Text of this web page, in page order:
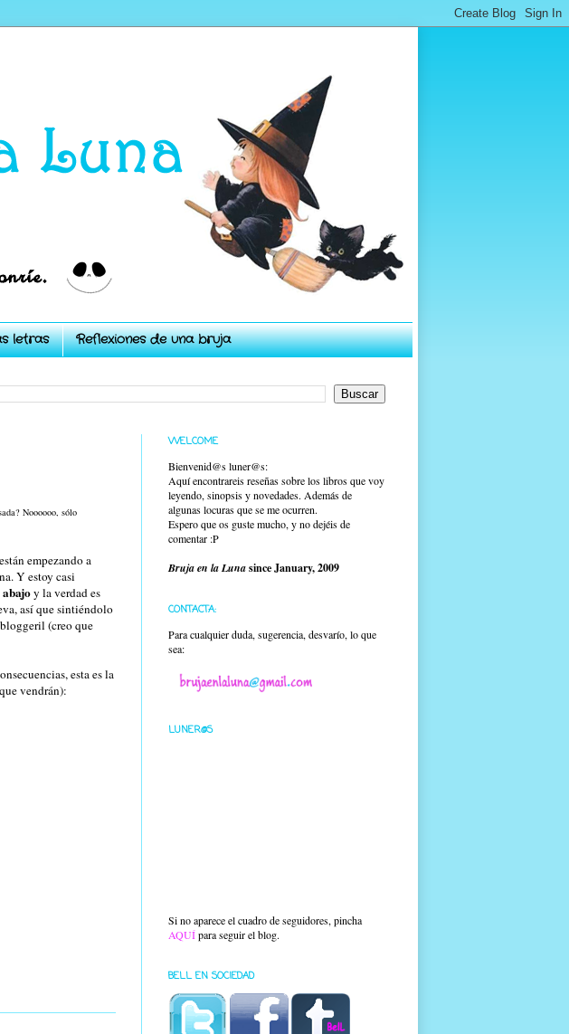
letras Reflexiones de una bruja
? Noooooo, sólo
están empezando a
Y estoy casi
y la verdad es
así que sintiéndolo
bloggeril (creo que
esta es la
vendrán):
WELCOME
Bienvenid@s luner@s:
Aquí encontrareis reseñas sobre los libros que voy
leyendo, sinopsis y novedades. Además de
algunas locuras que se me ocurren.
Espero que os guste mucho, y no dejéis de
comentar :P
Bruja en la Lunasince January, 2009
CONTACTA:
Para cualquier duda, sugerencia, desvarío, lo que
sea:
LUNER@S
Si no aparece el cuadro de seguidores, pincha
AQUÍpara seguir el blog.
BELL EN SOCIEDAD